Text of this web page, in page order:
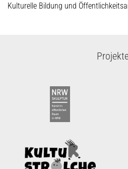
Kulturelle Bildung und